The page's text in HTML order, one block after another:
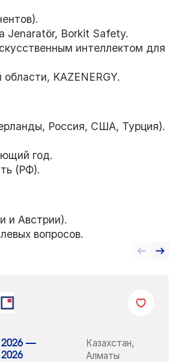
Jenaratör, Borkit Safety.
интеллектом для
KAZENERGY.
Россия, США, Турция).
год.
(РФ).
и Австрии).
вопросов.
2026 —
Казахстан,
Алматы